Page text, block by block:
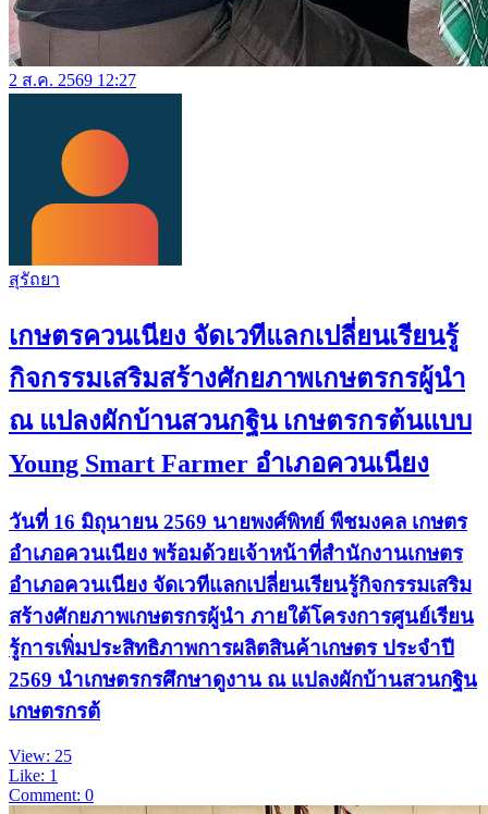
2 ส.ค. 2569 12:27
สุรัถยา
เกษตรควนเนียง จัดเวทีแลกเปลี่ยนเรียนรู้
กิจกรรมเสริมสร้างศักยภาพเกษตรกรผู้นำ
ณ แปลงผักบ้านสวนกฐิน เกษตรกรต้นแบบ
Young Smart Farmer อำเภอควนเนียง
วันที่ 16 มิถุนายน 2569 นายพงศ์พิทย์ พืชมงคล เกษตร
อำเภอควนเนียง พร้อมด้วยเจ้าหน้าที่สำนักงานเกษตร
อำเภอควนเนียง จัดเวทีแลกเปลี่ยนเรียนรู้กิจกรรมเสริม
สร้างศักยภาพเกษตรกรผู้นำ ภายใต้โครงการศูนย์เรียน
รู้การเพิ่มประสิทธิภาพการผลิตสินค้าเกษตร ประจำปี
2569 นำเกษตรกรศึกษาดูงาน ณ แปลงผักบ้านสวนกฐิน
เกษตรกรต้
View: 25
Like: 1
Comment: 0